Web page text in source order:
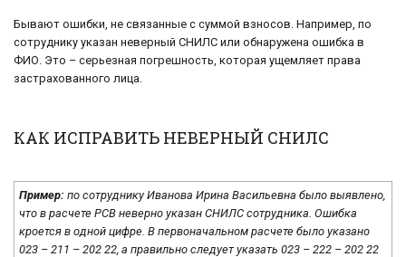
Бывают ошибки, не связанные с суммой взносов. Например, по
сотруднику указан неверный СНИЛС или обнаружена ошибка в
ФИО. Это – серьезная погрешность, которая ущемляет права
застрахованного лица.
КАК ИСПРАВИТЬ НЕВЕРНЫЙ СНИЛС
Пример: по сотруднику Иванова Ирина Васильевна было выявлено,
что в расчете РСВ неверно указан СНИЛС сотрудника. Ошибка
кроется в одной цифре. В первоначальном расчете было указано
023 – 211 – 202 22, а правильно следует указать 023 – 222 – 202 22